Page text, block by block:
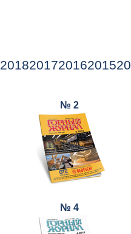
2018201720162015
№ 2
№ 4